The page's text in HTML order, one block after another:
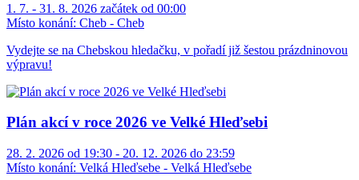
1. 7. - 31. 8. 2026 začátek od 00:00
Místo konání: Cheb - Cheb
Vydejte se na Chebskou hledačku, v pořadí již šestou prázdninovou
výpravu!
Plán akcí v roce 2026 ve Velké Hleďsebi
28. 2. 2026 od 19:30 - 20. 12. 2026 do 23:59
Místo konání: Velká Hleďsebe - Velká Hleďsebe